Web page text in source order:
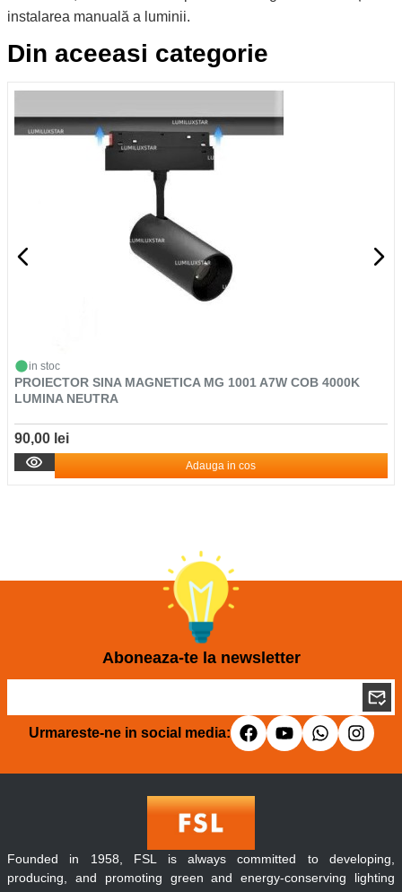
instalarea manuală a luminii.
Din aceeasi categorie
in stoc
PROIECTOR SINA MAGNETICA MG 1001 A7W COB 4000K
LUMINA NEUTRA
90,00 lei
Adauga in cos
Aboneaza-te la newsletter
Urmareste-ne in social media:
Founded in 1958, FSL is always committed to developing,
producing, and promoting green and energy-conserving lighting